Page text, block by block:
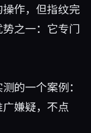
作，但指纹完
之一：它专门
的一个案例：
嫌疑，不点